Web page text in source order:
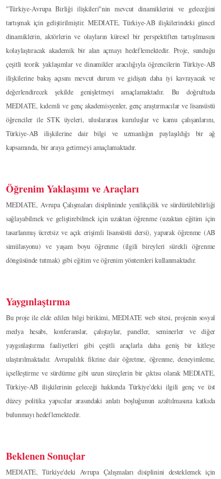
"Türkiye-Avrupa Birliği ilişkileri"nin mevcut dinamiklerini ve geleceğini
tartışmak için geliştirilmiştir. MEDIATE, Türkiye-AB ilişkilerindeki güncel
dinamiklerin, aktörlerin ve olayların küresel bir perspektiften tartışılmasını
kolaylaştıracak akademik bir alan açmayı hedeflemektedir. Proje, sunduğu
çeşitli teorik yaklaşımlar ve dinamikler aracılığıyla öğrencilerin Türkiye-AB
ilişkilerine bakış açısını mevcut durum ve gidişatı daha iyi kavrayacak ve
değerlendirecek şekilde genişletmeyi amaçlamaktadır. Bu doğrultuda
MEDIATE, kıdemli ve genç akademisyenler, genç araştırmacılar ve lisansüstü
öğrenciler ile STK üyeleri, uluslararası kuruluşlar ve kamu çalışanlarını,
Türkiye-AB ilişkilerine dair bilgi ve uzmanlığın paylaşıldığı bir ağ
kapsamında, bir araya getirmeyi amaçlamaktadır.
Öğrenim Yaklaşımı ve Araçları
MEDIATE, Avrupa Çalışmaları disiplininde yenilikçilik ve sürdürülebilirliği
sağlayabilmek ve geliştirebilmek için uzaktan öğrenme (uzaktan eğitim için
tasarlanmış ücretsiz ve açık erişimli lisansüstü dersi), yaparak öğrenme (AB
simülasyonu) ve yaşam boyu öğrenme (ilgili bireyleri sürekli öğrenme
döngüsünde tutmak) gibi eğitim ve öğrenim yöntemleri kullanmaktadır.
Yaygınlaştırma
Bu proje ile elde edilen bilgi birikimi, MEDIATE web sitesi, projenin sosyal
medya hesabı, konferanslar, çalıştaylar, paneller, seminerler ve diğer
yaygınlaştırma faaliyetleri gibi çeşitli araçlarla daha geniş bir kitleye
ulaştırılmaktadır. Avrupalılık fikrine dair öğretme, öğrenme, deneyimleme,
içselleştirme ve sürdürme gibi uzun süreçlerin bir çıktısı olarak MEDIATE,
Türkiye-AB ilişkilerinin geleceği hakkında Türkiye'deki ilgili genç ve üst
düzey politika yapıcılar arasındaki anlatı boşluğunun azaltılmasına katkıda
bulunmayı hedeflemektedir.
Beklenen Sonuçlar
MEDIATE, Türkiye'deki Avrupa Çalışmaları disiplinini desteklemek için